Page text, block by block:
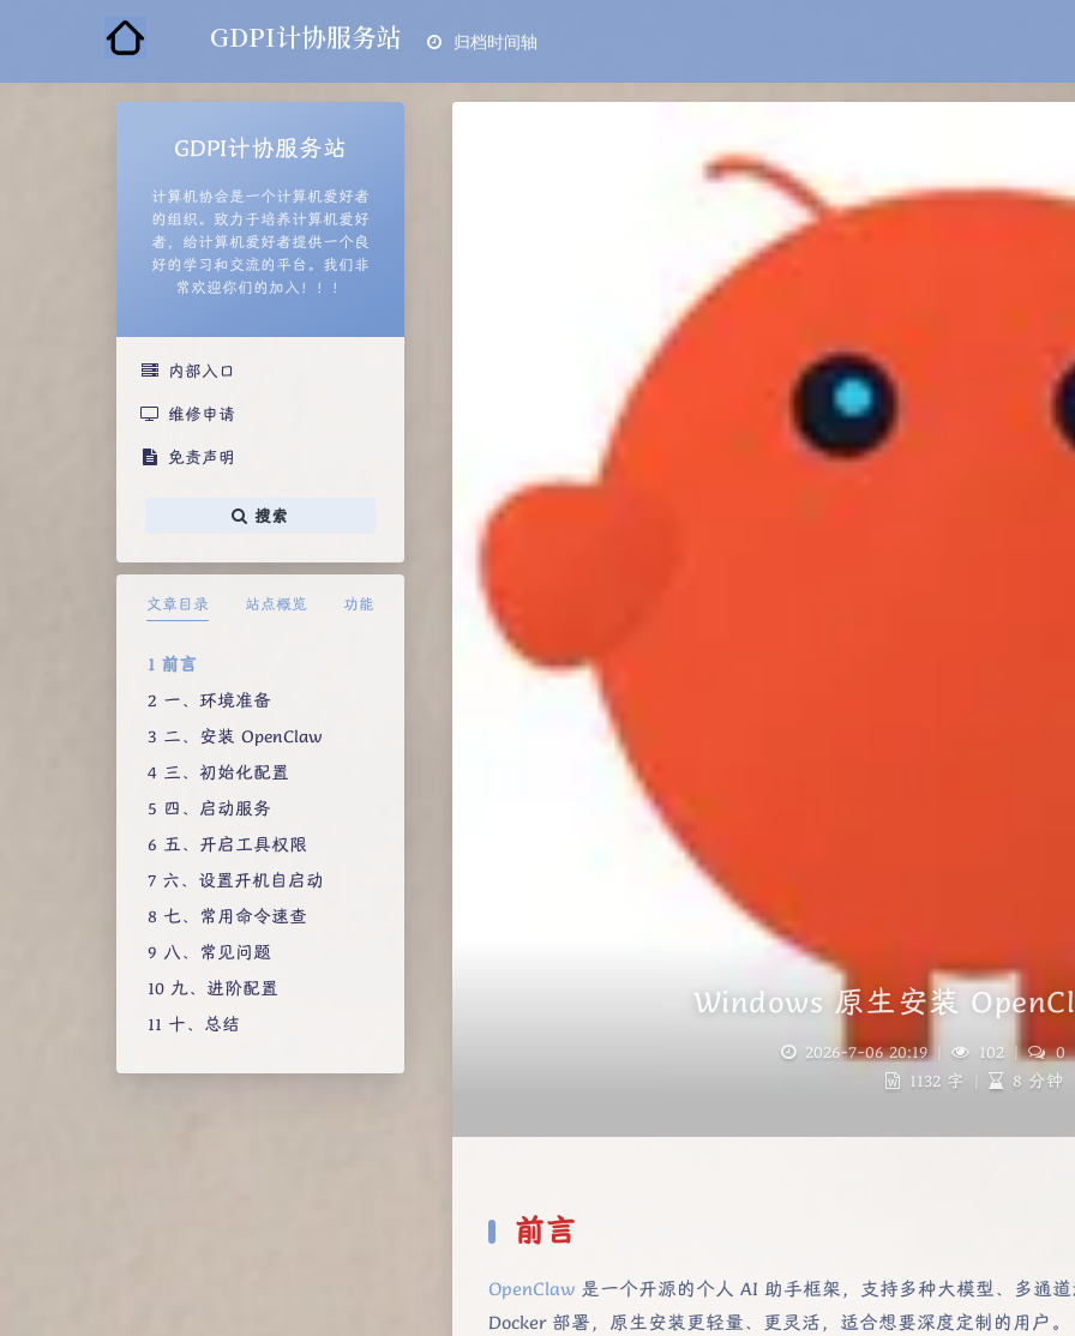
GDPI计协服务站 归档时间轴
GDPI计协服务站
计算机协会是一个计算机爱好者
的组织。致力于培养计算机爱好
者，给计算机爱好者提供一个良
好的学习和交流的平台。我们非
常欢迎你们的加入！！！
内部入口
维修申请
免责声明
搜索
文章目录 站点概览 功能
前言
一、环境准备
二、安装 OpenClaw
三、初始化配置
四、启动服务
五、开启工具权限
六、设置开机自启动
七、常用命令速查
八、常见问题
九、进阶配置
十、总结
Windows 原生安装
2026-7-06 20:19 | 102 |
0
1132 字
8 分钟
前言
OpenClaw 是一个开源的个人 AI 助手框架，支持多种大模型、多通
Docker 部署，原生安装更轻量、更灵活，适合想要深度定制的用户。